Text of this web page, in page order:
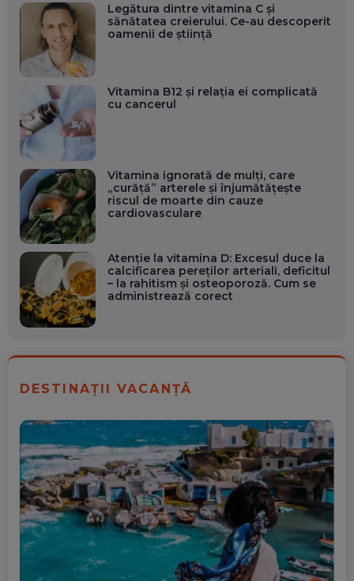
Legătura dintre vitamina C și
sănătatea creierului. Ce-au descoperit
oamenii de știință
Vitamina B12 și relația ei complicată
cu cancerul
Vitamina ignorată de mulți, care
„curăță” arterele și înjumătățește
riscul de moarte din cauze
cardiovasculare
Atenție la vitamina D: Excesul duce la
calcificarea pereților arteriali, deficitul
– la rahitism și osteoporoză. Cum se
administrează corect
DESTINAȚII VACANȚĂ